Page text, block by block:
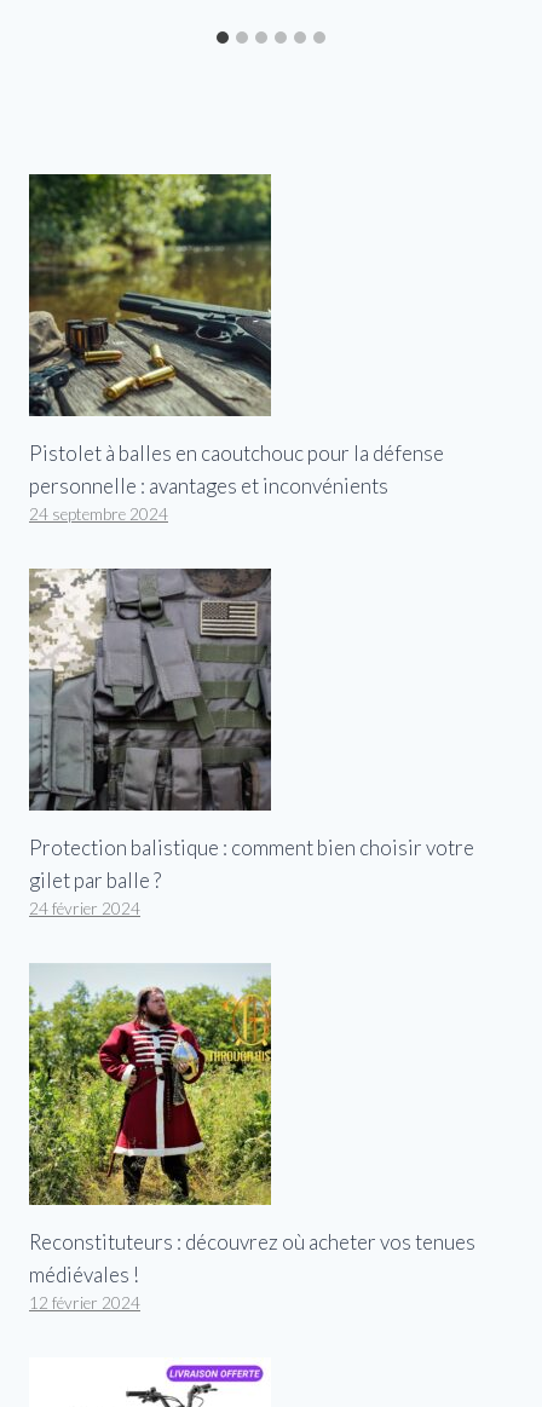
Pistolet à balles en caoutchouc pour la défense
personnelle : avantages et inconvénients
24 septembre 2024
Protection balistique : comment bien choisir votre
gilet par balle ?
24 février 2024
Reconstituteurs : découvrez où acheter vos tenues
médiévales !
12 février 2024